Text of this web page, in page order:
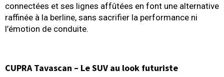
connectées et ses lignes affûtées en font une alternative
raffinée à la berline, sans sacrifier la performance ni
l’émotion de conduite.
CUPRA Tavascan – Le SUV au look futuriste